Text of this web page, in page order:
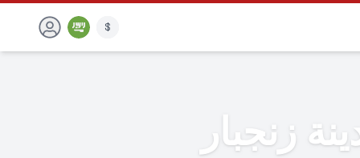
$
زنجبار